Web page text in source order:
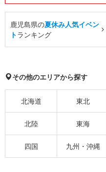
鹿児島県の夏休み人気イベン
トランキング
その他のエリアから探す
北海道 東北
北陸 東海
四国 九州・沖縄